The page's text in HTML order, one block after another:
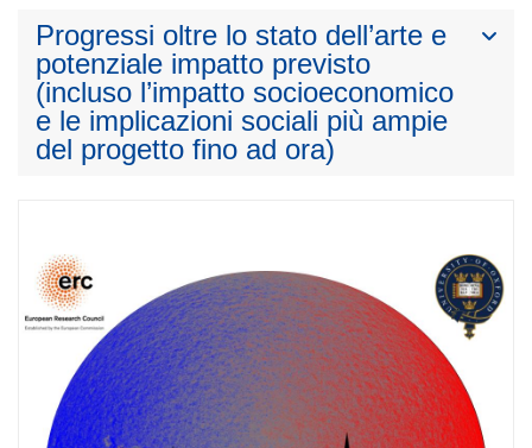
Progressi oltre lo stato dell’arte e
potenziale impatto previsto
(incluso l’impatto socioeconomico
e le implicazioni sociali più ampie
del progetto fino ad ora)